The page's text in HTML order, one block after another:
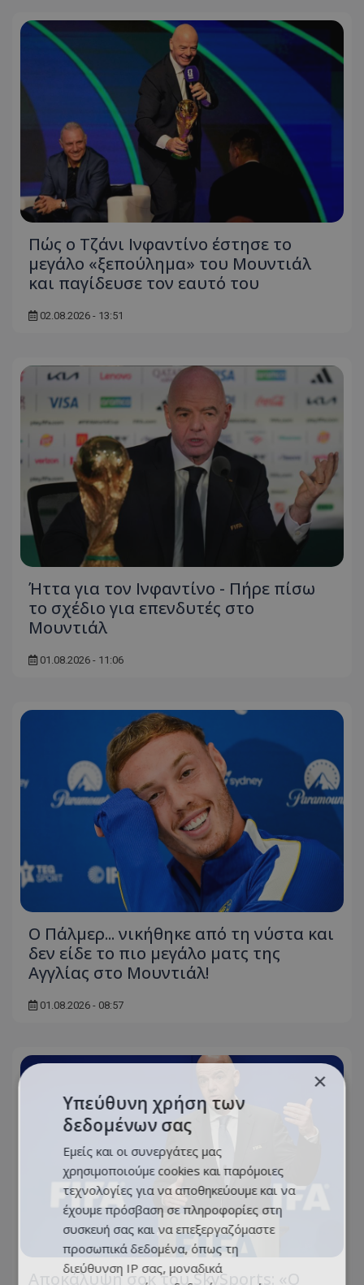
Πώς ο Τζάνι Ινφαντίνο έστησε το
μεγάλο «ξεπούλημα» του Μουντιάλ
και παγίδευσε τον εαυτό του
02.08.2026 - 13:51
Ήττα για τον Ινφαντίνο - Πήρε πίσω
το σχέδιο για επενδυτές στο
Μουντιάλ
01.08.2026 - 11:06
Ο Πάλμερ... νικήθηκε από τη νύστα και
δεν είδε το πιο μεγάλο ματς της
Αγγλίας στο Μουντιάλ!
01.08.2026 - 08:57
Αποκάλυψη σοκ του SkySports: «O
×
Υπεύθυνη χρήση των
δεδομένων σας
Εμείς και οι συνεργάτες μας
χρησιμοποιούμε cookies και παρόμοιες
τεχνολογίες για να αποθηκεύουμε και να
έχουμε πρόσβαση σε πληροφορίες στη
συσκευή σας και να επεξεργαζόμαστε
προσωπικά δεδομένα, όπως τη
διεύθυνση IP σας, μοναδικά